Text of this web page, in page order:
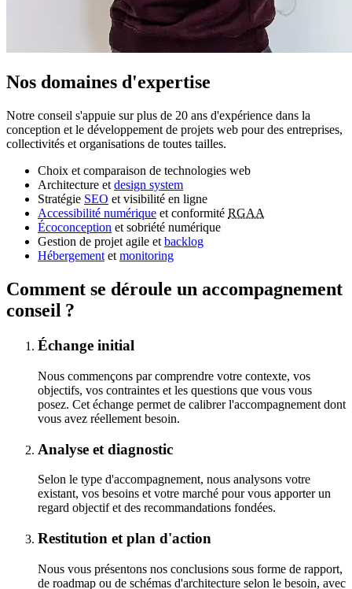
Nos domaines d'expertise
Notre conseil s'appuie sur plus de 20 ans d'expérience dans la
conception et le développement de projets web pour des entreprises,
collectivités et organisations de toutes tailles.
Choix et comparaison de technologies web
Architecture et design system
Stratégie SEO et visibilité en ligne
Accessibilité numérique et conformité RGAA
Écoconception et sobriété numérique
Gestion de projet agile et backlog
Hébergement et monitoring
Comment se déroule un accompagnement
conseil ?
Échange initial
Nous commençons par comprendre votre contexte, vos
objectifs, vos contraintes et les questions que vous vous
posez. Cet échange permet de calibrer l'accompagnement dont
vous avez réellement besoin.
Analyse et diagnostic
Selon le type d'accompagnement, nous analysons votre
existant, vos besoins et votre marché pour vous apporter un
regard objectif et des recommandations fondées.
Restitution et plan d'action
Nous vous présentons nos conclusions sous forme de rapport,
de roadmap ou de schémas d'architecture selon le besoin, avec